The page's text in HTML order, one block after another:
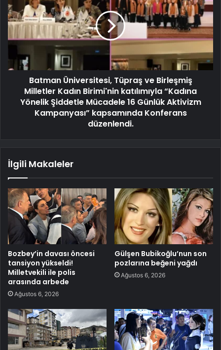
Batman Üniversitesi, Tüpraş ve Birleşmiş
Milletler Kadın Birimi'nin katılımıyla “Kadına
Yönelik Şiddetle Mücadele 16 Günlük Aktivizm
Kampanyası” kapsamında Konferans
düzenlendi.
İlgili Makaleler
Bozbey’in davası öncesi
tansiyon yükseldi!
Milletvekili ile polis
arasında arbede
Ağustos 6, 2026
Gülşen Bubikoğlu’nun son
pozlarına beğeni yağdı
Ağustos 6, 2026